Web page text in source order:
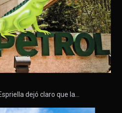
dejó claro que la…